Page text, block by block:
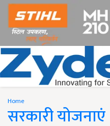
Home
सरकारी योजनाएं